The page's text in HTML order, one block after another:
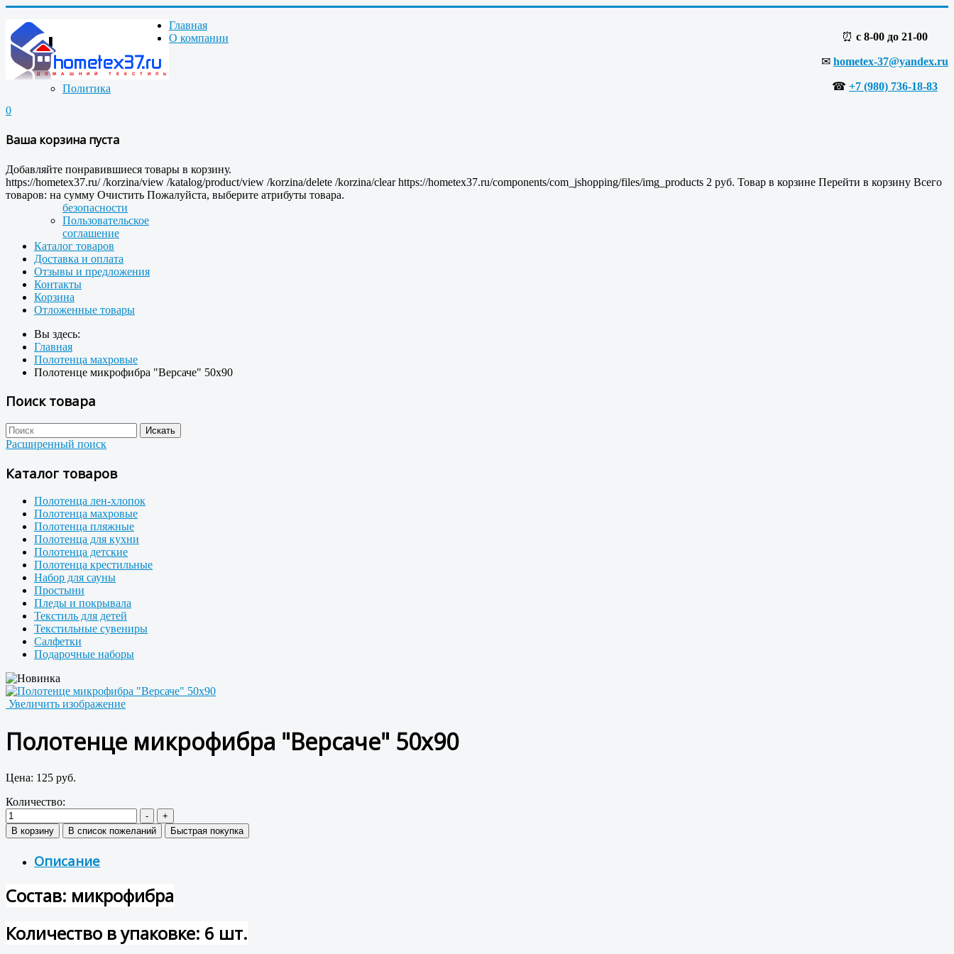
⏰ с 8-00 до 21-00
✉ hometex-37@yandex.ru
☎ +7 (980) 736-18-83
0
Ваша корзина пуста
Добавляйте понравившиеся товары в корзину.
https://hometex37.ru/ /korzina/view /katalog/product/view /korzina/delete /korzina/clear https://hometex37.ru/components/com_jshopping/files/img_products 2 руб. Товар в корзине Перейти в корзину Всего
товаров: на сумму Очистить Пожалуйста, выберите атрибуты товара.
Главная
О компании
Политика
безопасности
Пользовательское
соглашение
Каталог товаров
Доставка и оплата
Отзывы и предложения
Контакты
Корзина
Отложенные товары
Вы здесь:
Главная
Полотенца махровые
Полотенце микрофибра "Версаче" 50x90
Поиск товара
Расширенный поиск
Каталог товаров
Полотенца лен-хлопок
Полотенца махровые
Полотенца пляжные
Полотенца для кухни
Полотенца детские
Полотенца крестильные
Набор для сауны
Простыни
Пледы и покрывала
Текстиль для детей
Текстильные сувениры
Салфетки
Подарочные наборы
Увеличить изображение
Полотенце микрофибра "Версаче" 50x90
Цена: 125 руб.
Количество:
Описание
Состав: микрофибра
Количество в упаковке: 6 шт.